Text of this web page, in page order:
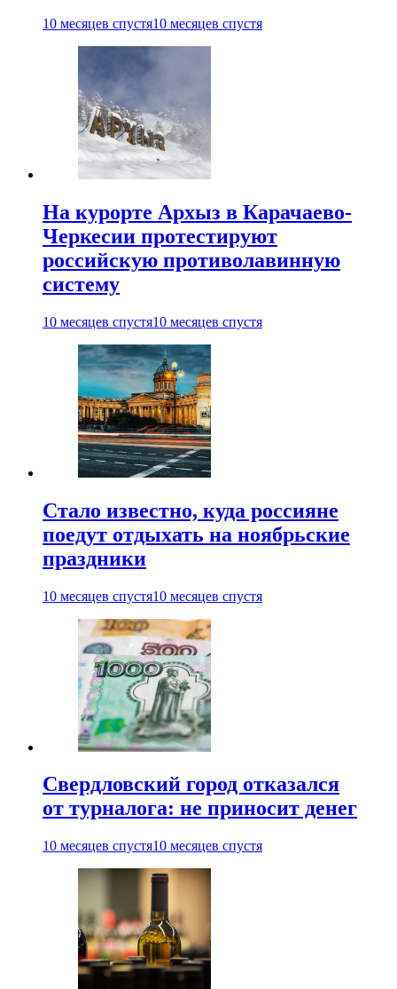
10 месяцев спустя10 месяцев спустя
На курорте Архыз в Карачаево-
Черкесии протестируют
российскую противолавинную
систему
10 месяцев спустя10 месяцев спустя
Стало известно, куда россияне
поедут отдыхать на ноябрьские
праздники
10 месяцев спустя10 месяцев спустя
Свердловский город отказался
от турналога: не приносит денег
10 месяцев спустя10 месяцев спустя